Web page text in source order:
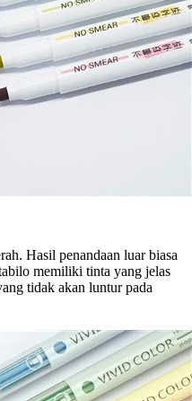
Hasil penandaan luar biasa
memiliki tinta yang jelas
tidak akan luntur pada